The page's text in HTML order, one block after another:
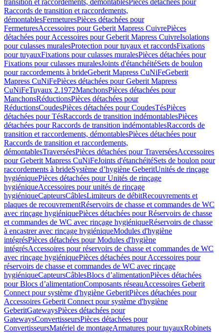
transition et raccordements, démontablesPièces détachées pour
Raccords de transition et raccordements,
démontablesFermeturesPièces détachées pour
FermeturesAccessoires pour Geberit Mapress CuivrePièces
détachées pour Accessoires pour Geberit Mapress CuivreIsolations
pour culasses muralesProtection pour tuyaux et raccordsFixations
pour tuyauxFixations pour culasses muralesPièces détachées pour
Fixations pour culasses muralesJoints d'étanchéitéSets de boulon
pour raccordements à brideGeberit Mapress CuNiFeGeberit
Mapress CuNiFePièces détachées pour Geberit Mapress
CuNiFeTuyaux 2.1972ManchonsPièces détachées pour
ManchonsRéductionsPièces détachées pour
RéductionsCoudesPièces détachées pour CoudesTésPièces
détachées pour TésRaccords de transition indémontablesPièces
détachées pour Raccords de transition indémontablesRaccords de
transition et raccordements, démontablesPièces détachées pour
Raccords de transition et raccordements,
démontablesTraverséesPièces détachées pour TraverséesAccessoires
pour Geberit Mapress CuNiFeJoints d'étanchéitéSets de boulon pour
raccordements à brideSystème d’hygiène GeberitUnités de rinçage
hygiéniquePièces détachées pour Unités de rinçage
hygiéniqueAccessoires pour unités de rinçage
hygiéniqueCapteursCâblesLimiteurs de débitRecouvrements et
plaques de recouvrementRéservoirs de chasse et commandes de WC
avec rinçage hygiéniquePièces détachées pour Réservoirs de chasse
et commandes de WC avec rinçage hygiéniqueRéservoirs de chasse
à encastrer avec rinçage hygiéniqueModules d'hygiène
intégrésPièces détachées pour Modules d'hygiène
intégrésAccessoires pour réservoirs de chasse et commandes de WC
avec rinçage hygiéniquePièces détachées pour Accessoires pour
réservoirs de chasse et commandes de WC avec rinçage
hygiéniqueCapteursCâblesBlocs d’alimentationPièces détachées
pour Blocs d’alimentationComposants réseauAccessoires Geberit
Connect pour système d'hygiène GeberitPièces détachées pour
Accessoires Geberit Connect pour système d'hygiène
GeberitGatewaysPièces détachées pour
GatewaysConvertisseursPièces détachées pour
ConvertisseursMatériel de montageArmatures pour tuyauxRobinets